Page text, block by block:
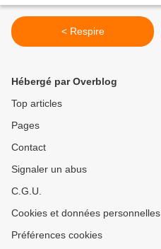
< Respire
Hébergé par Overblog
Top articles
Pages
Contact
Signaler un abus
C.G.U.
Cookies et données personnelles
Préférences cookies